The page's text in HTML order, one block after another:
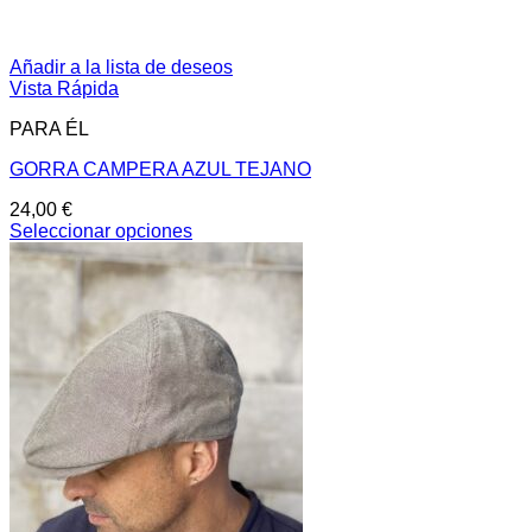
Añadir a la lista de deseos
Vista Rápida
PARA ÉL
GORRA CAMPERA AZUL TEJANO
24,00 €
Seleccionar opciones
Este
producto
variantes.
Las
opciones
pueden
elegir
en
la
página